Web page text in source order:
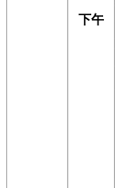
下午